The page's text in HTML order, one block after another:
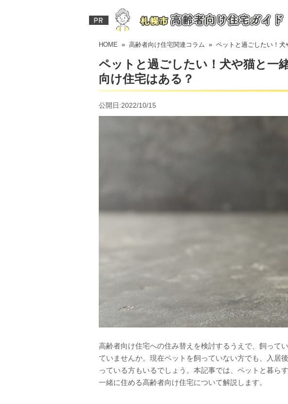
ホーム 【札幌市】おすすめの高齢
HOME » 高齢者向け住宅関連コラム » ペットと過ごしたい！犬
ペットと過ごしたい！犬や猫と一
向け住宅はある？
公開日:2022/10/15
高齢者向け住宅への住み替えを検討するうえで、飼って
ていませんか。現在ペットを飼っていない方でも、入居
っている方もいるでしょう。本記事では、ペットと暮ら
一緒に住める高齢者向け住宅について解説します。